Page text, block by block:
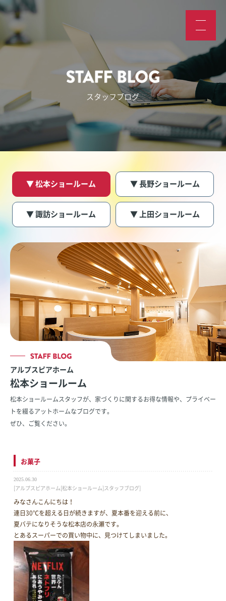
スタッフブログ
▼ 松本ショールーム ▼ 長野ショールーム
▼ 諏訪ショールーム ▼ 上田ショールーム
アルプスピアホーム
松本ショールーム
松本ショールームスタッフが、家づくりに関するお得な情報や、 プライベー
トを綴るアットホームなブログです。
ぜひ、ご覧ください。
お菓子
2025.06.30
[アルプスピアホーム[松本ショールーム]スタッフブログ]
みなさんこんにちは！
連日30℃を超える日が続きますが、夏本番を迎える前に、
夏バテになりそうな松本店の永瀬です。
とあるスーパーでの買い物中に、見つけてしまいました。